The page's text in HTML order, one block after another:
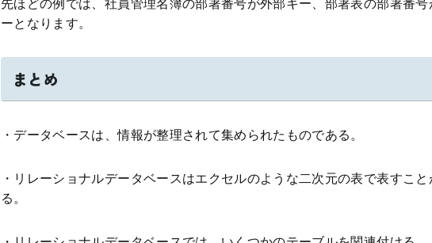
先ほどの例では、社員管理名簿の部署番号が外部キー、部署表の部署番号
ーとなります。
まとめ
・データベースは、情報が整理されて集められたものである。
・リレーショナルデータベースはエクセルのような二次元の表で表すこと
る。